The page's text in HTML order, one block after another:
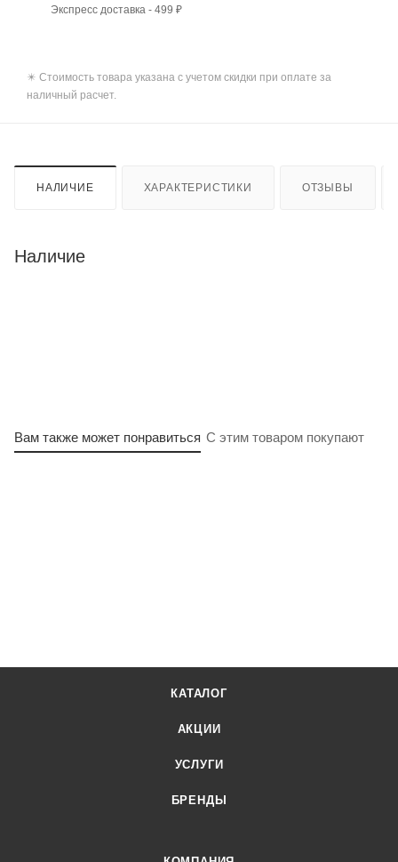
Экспресс доставка - 499 ₽
✴️ Стоимость товара указана с учетом скидки при оплате за
наличный расчет.
НАЛИЧИЕ ХАРАКТЕРИСТИКИ ОТЗЫВЫ
Наличие
Вам также может понравиться С этим товаром покупают
КАТАЛОГ
АКЦИИ
УСЛУГИ
БРЕНДЫ